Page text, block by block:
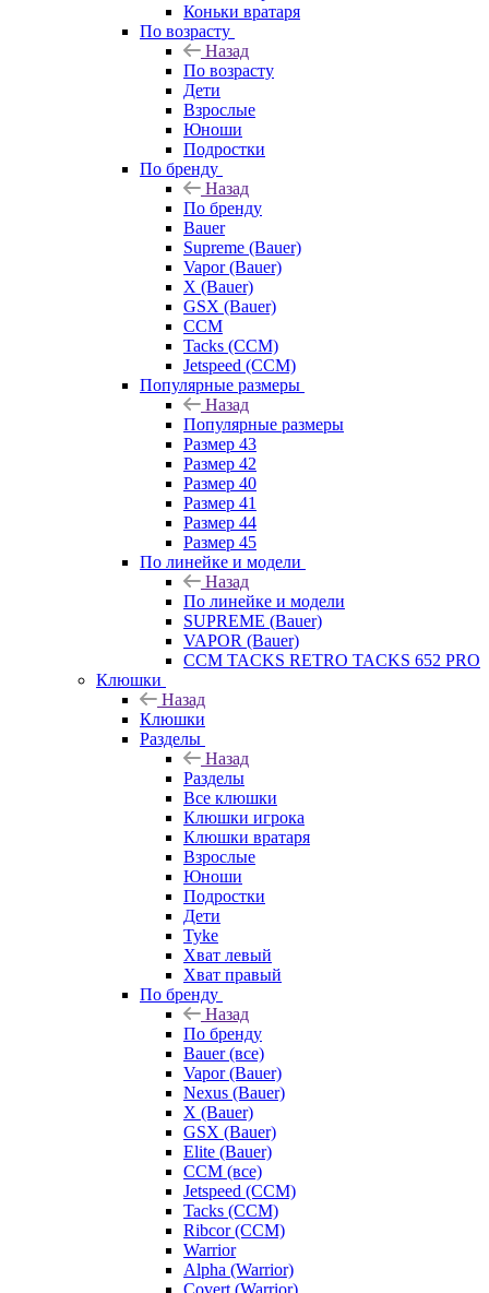
Коньки вратаря
По возрасту
Назад
По возрасту
Дети
Взрослые
Юноши
Подростки
По бренду
Назад
По бренду
Bauer
Supreme (Bauer)
Vapor (Bauer)
X (Bauer)
GSX (Bauer)
CCM
Tacks (CCM)
Jetspeed (CCM)
Популярные размеры
Назад
Популярные размеры
Размер 43
Размер 42
Размер 40
Размер 41
Размер 44
Размер 45
По линейке и модели
Назад
По линейке и модели
SUPREME (Bauer)
VAPOR (Bauer)
CCM TACKS RETRO TACKS 652 PRO
Клюшки
Назад
Клюшки
Разделы
Назад
Разделы
Все клюшки
Клюшки игрока
Клюшки вратаря
Взрослые
Юноши
Подростки
Дети
Tyke
Хват левый
Хват правый
По бренду
Назад
По бренду
Bauer (все)
Vapor (Bauer)
Nexus (Bauer)
X (Bauer)
GSX (Bauer)
Elite (Bauer)
CCM (все)
Jetspeed (CCM)
Tacks (CCM)
Ribcor (CCM)
Warrior
Alpha (Warrior)
Covert (Warrior)